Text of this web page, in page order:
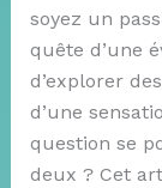
soyez un
quête d’une
d’explorer
d’une
question se
deux ? Cet